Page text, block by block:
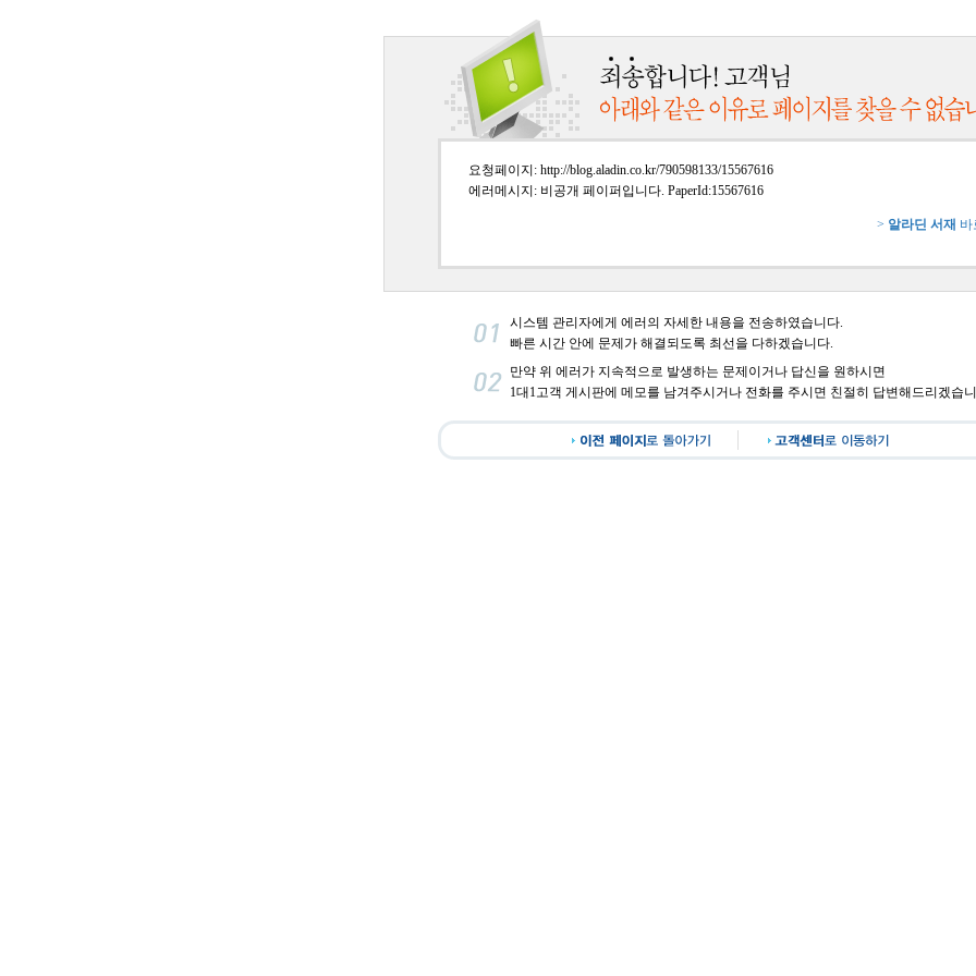
요청페이지: http://blog.aladin.co.kr/790598133/15567616
에러메시지: 비공개 페이퍼입니다. PaperId:15567616
> 알라딘 서재 바
시스템 관리자에게 에러의 자세한 내용을 전송하였습니다.
빠른 시간 안에 문제가 해결되도록 최선을 다하겠습니다.
만약 위 에러가 지속적으로 발생하는 문제이거나 답신을 원하시면
1대1고객 게시판에 메모를 남겨주시거나 전화를 주시면 친절히 답변해드리겠습